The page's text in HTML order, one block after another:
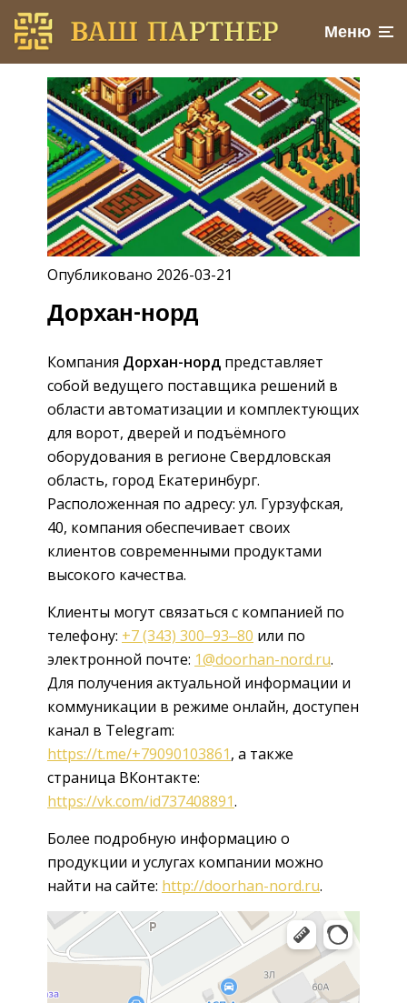
Меню
Опубликовано 2026-03-21
Дорхан-норд
Компания Дорхан-норд представляет
собой ведущего поставщика решений в
области автоматизации и комплектующих
для ворот, дверей и подъёмного
оборудования в регионе Свердловская
область, город Екатеринбург.
Расположенная по адресу: ул. Гурзуфская,
40, компания обеспечивает своих
клиентов современными продуктами
высокого качества.
Клиенты могут связаться с компанией по
телефону: +7 (343) 300‒93‒80 или по
электронной почте: 1@doorhan-nord.ru.
Для получения актуальной информации и
коммуникации в режиме онлайн, доступен
канал в Telegram:
https://t.me/+79090103861, а также
страница ВКонтакте:
https://vk.com/id737408891.
Более подробную информацию о
продукции и услугах компании можно
найти на сайте: http://doorhan-nord.ru.